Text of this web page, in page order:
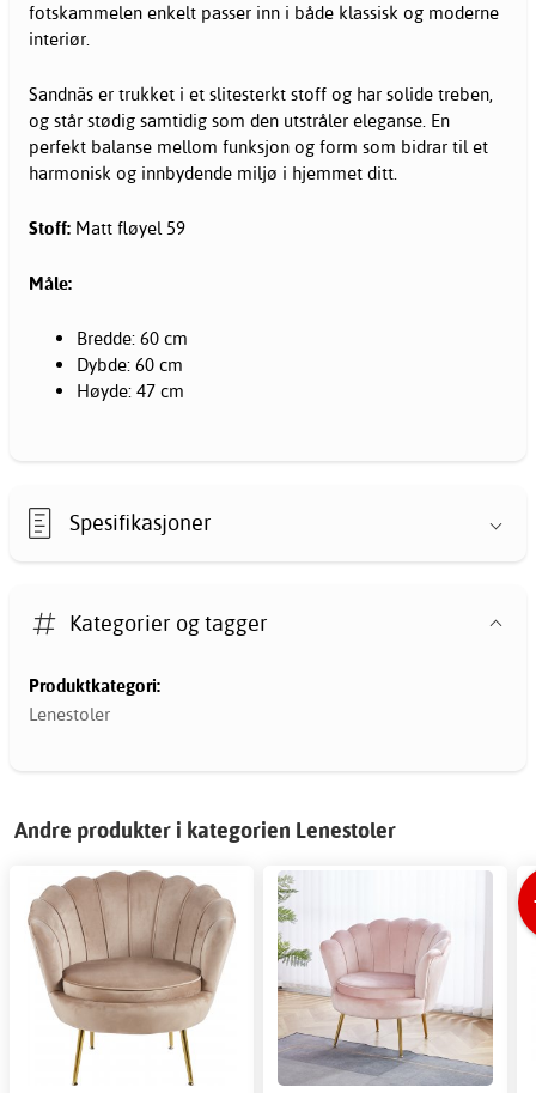
fotskammelen enkelt passer inn i både klassisk og moderne
interiør.
Sandnäs er trukket i et slitesterkt stoff og har solide treben,
og står stødig samtidig som den utstråler eleganse. En
perfekt balanse mellom funksjon og form som bidrar til et
harmonisk og innbydende miljø i hjemmet ditt.
Stoff: Matt fløyel 59
Måle:
Bredde: 60 cm
Dybde: 60 cm
Høyde: 47 cm
Spesifikasjoner
Kategorier og tagger
Produktkategori:
Lenestoler
Andre produkter i kategorien Lenestoler